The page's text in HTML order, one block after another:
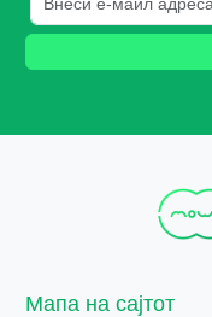
Мапа на сајтот